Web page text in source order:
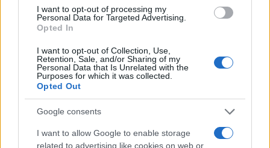
I want to opt-out of processing my
Personal Data for Targeted Advertising.
Opted In
I want to opt-out of Collection, Use,
Retention, Sale, and/or Sharing of my
Personal Data that Is Unrelated with the
Purposes for which it was collected.
Opted Out
Google consents
I want to allow Google to enable storage
related to advertising like cookies on web or
Πιο σχολιασμένα
Μητσοτάκης στην υπογραφή συμφωνίας
για την ηλεκτρική διασύνδεση Ελλάδας –
Κύπρου: «Ισχυρή ψήφος εμπιστοσύνης» η
είσοδος της Meridiam στην GSI
Canadair 515: Οι πρώτες εικόνες από την
κατασκευή του αεροσκάφους που θα
επιχειρεί και τη νύχτα στα μέτωπα της
φωτιάς